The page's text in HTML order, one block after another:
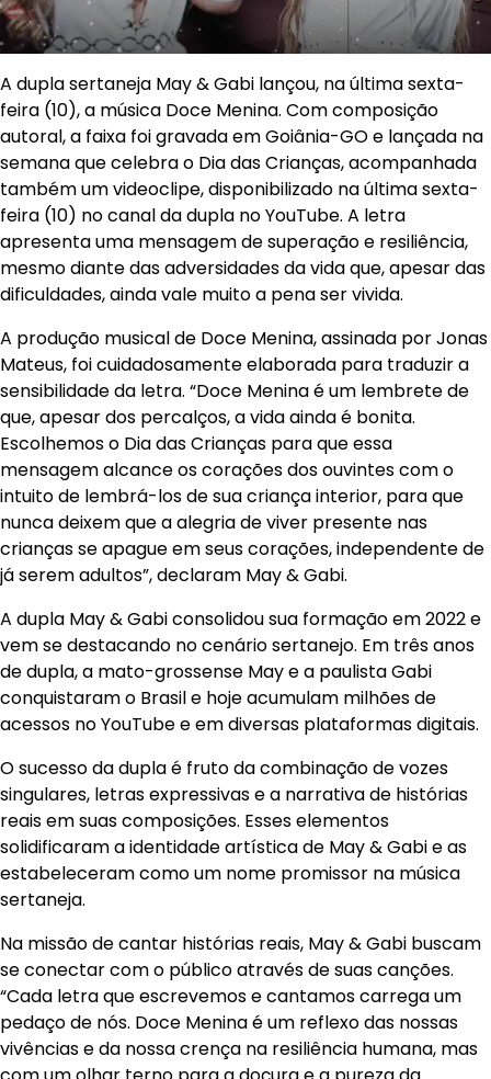
A dupla sertaneja May & Gabi lançou, na última sexta-
feira (10), a música Doce Menina. Com composição
autoral, a faixa foi gravada em Goiânia-GO e lançada na
semana que celebra o Dia das Crianças, acompanhada
também um videoclipe, disponibilizado na última sexta-
feira (10) no canal da dupla no YouTube. A letra
apresenta uma mensagem de superação e resiliência,
mesmo diante das adversidades da vida que, apesar das
dificuldades, ainda vale muito a pena ser vivida.
A produção musical de Doce Menina, assinada por Jonas
Mateus, foi cuidadosamente elaborada para traduzir a
sensibilidade da letra. “Doce Menina é um lembrete de
que, apesar dos percalços, a vida ainda é bonita.
Escolhemos o Dia das Crianças para que essa
mensagem alcance os corações dos ouvintes com o
intuito de lembrá-los de sua criança interior, para que
nunca deixem que a alegria de viver presente nas
crianças se apague em seus corações, independente de
já serem adultos”, declaram May & Gabi.
A dupla May & Gabi consolidou sua formação em 2022 e
vem se destacando no cenário sertanejo. Em três anos
de dupla, a mato-grossense May e a paulista Gabi
conquistaram o Brasil e hoje acumulam milhões de
acessos no YouTube e em diversas plataformas digitais.
O sucesso da dupla é fruto da combinação de vozes
singulares, letras expressivas e a narrativa de histórias
reais em suas composições. Esses elementos
solidificaram a identidade artística de May & Gabi e as
estabeleceram como um nome promissor na música
sertaneja.
Na missão de cantar histórias reais, May & Gabi buscam
se conectar com o público através de suas canções.
“Cada letra que escrevemos e cantamos carrega um
pedaço de nós. Doce Menina é um reflexo das nossas
vivências e da nossa crença na resiliência humana, mas